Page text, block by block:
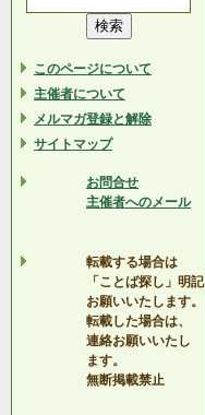
このページについて
主催者について
メルマガ登録と解除
サイトマップ
お問合せ
主催者へのメール
転載する場合は
「ことば探し」明記
お願いいたします。
転載した場合は、
連絡お願いいたし
ます。
無断掲載禁止